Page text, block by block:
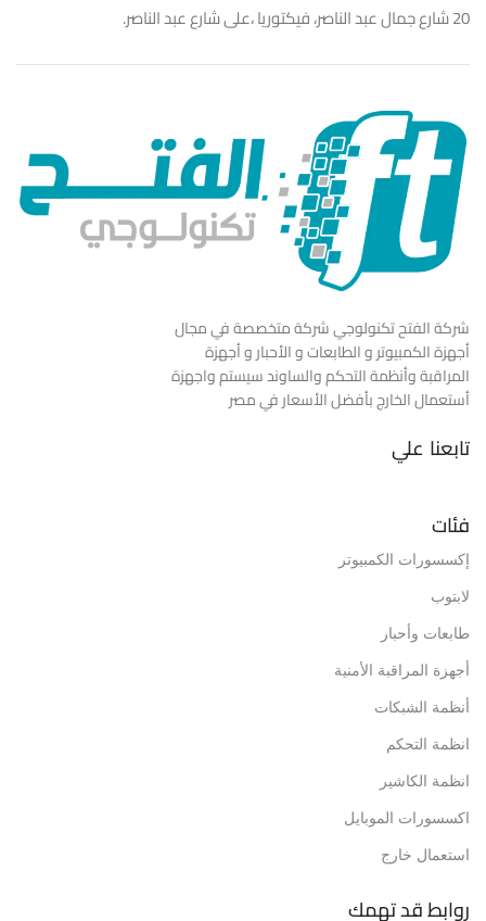
20 شارع جمال عبد الناصر، فيكتوريا ،على شارع عبد الناصر.
شركة الفتح تكنولوجي شركة متخصصة في مجال
أجهزة الكمبيوتر و الطابعات و الأحبار و أجهزة
المراقبة وأنظمة التحكم والساوند سيستم واجهزة
أستعمال الخارج بأفضل الأسعار في مصر
تابعنا علي
فئات
إكسسورات الكمبيوتر
لابتوب
طابعات وأحبار
أجهزة المراقبة الأمنية
أنظمة الشبكات
انظمة التحكم
انظمة الكاشير
اكسسورات الموبايل
استعمال خارج
روابط قد تهمك